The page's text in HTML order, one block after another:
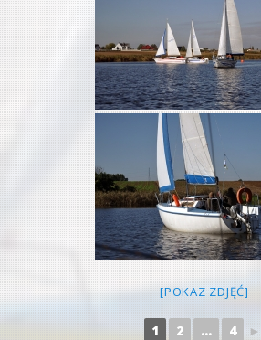
[POKAZ ZDJĘĆ]
1 2 ... 4 ►